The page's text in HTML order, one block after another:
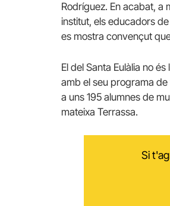
Rodríguez. En acabat, a
institut, els educadors
es mostra convençut
El del Santa Eulàlia no
amb el seu programa
a uns 195 alumnes de
mateixa Terrassa.
Si